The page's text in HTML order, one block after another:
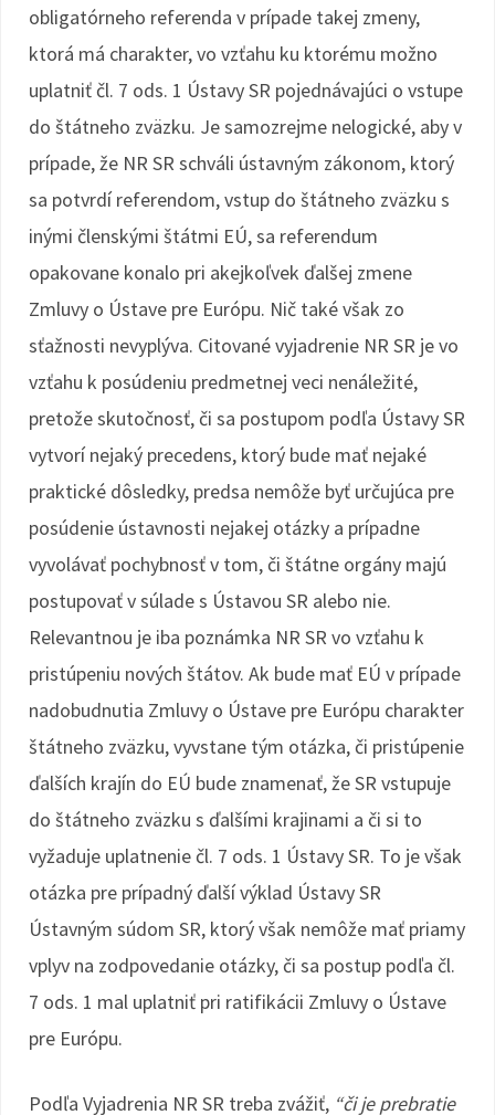
obligatórneho referenda v prípade takej zmeny,
ktorá má charakter, vo vzťahu ku ktorému možno
uplatniť čl. 7 ods. 1 Ústavy SR pojednávajúci o vstupe
do štátneho zväzku. Je samozrejme nelogické, aby v
prípade, že NR SR schváli ústavným zákonom, ktorý
sa potvrdí referendom, vstup do štátneho zväzku s
inými členskými štátmi EÚ, sa referendum
opakovane konalo pri akejkoľvek ďalšej zmene
Zmluvy o Ústave pre Európu. Nič také však zo
sťažnosti nevyplýva. Citované vyjadrenie NR SR je vo
vzťahu k posúdeniu predmetnej veci nenáležité,
pretože skutočnosť, či sa postupom podľa Ústavy SR
vytvorí nejaký precedens, ktorý bude mať nejaké
praktické dôsledky, predsa nemôže byť určujúca pre
posúdenie ústavnosti nejakej otázky a prípadne
vyvolávať pochybnosť v tom, či štátne orgány majú
postupovať v súlade s Ústavou SR alebo nie.
Relevantnou je iba poznámka NR SR vo vzťahu k
pristúpeniu nových štátov. Ak bude mať EÚ v prípade
nadobudnutia Zmluvy o Ústave pre Európu charakter
štátneho zväzku, vyvstane tým otázka, či pristúpenie
ďalších krajín do EÚ bude znamenať, že SR vstupuje
do štátneho zväzku s ďalšími krajinami a či si to
vyžaduje uplatnenie čl. 7 ods. 1 Ústavy SR. To je však
otázka pre prípadný ďalší výklad Ústavy SR
Ústavným súdom SR, ktorý však nemôže mať priamy
vplyv na zodpovedanie otázky, či sa postup podľa čl.
7 ods. 1 mal uplatniť pri ratifikácii Zmluvy o Ústave
pre Európu.
Podľa Vyjadrenia NR SR treba zvážiť, “či je prebratie